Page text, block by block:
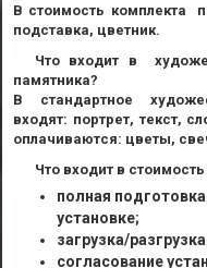
В стоимость комплекта
подставка, цветник.
Что входит в
памятника?
В стандартное
входят: портрет, текст,
оплачиваются: цветы,
Что входит в
полная
установке;
загрузка/
согласование